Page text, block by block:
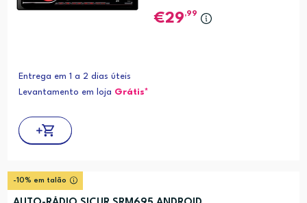
29,99
Entrega em 1 a 2 dias úteis
Levantamento em loja Grátis*
-10% em talão